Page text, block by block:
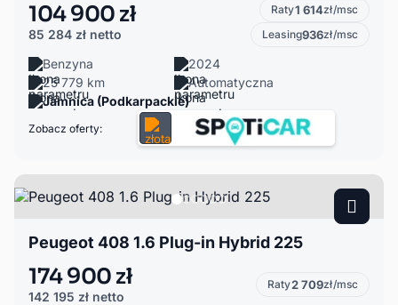
104 900 zł
85 284 zł netto
Raty1 614zł/msc
Leasing936zł/msc
Benzyna
2024
25 779 km
Automatyczna
Jamnica (Podkarpackie)
Zobacz oferty:
Peugeot 408 1.6 Plug-in Hybrid 225
174 900 zł
142 195 zł netto
Raty2 709zł/msc